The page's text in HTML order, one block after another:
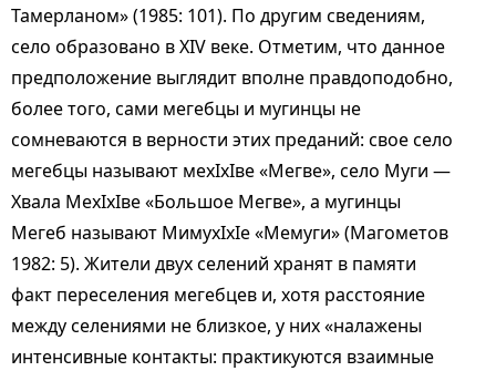
Тамерланом» (1985: 101). По другим сведениям,
село образовано в XIV веке. Отметим, что данное
предположение выглядит вполне правдоподобно,
более того, сами мегебцы и мугинцы не
сомневаются в верности этих преданий: свое село
мегебцы называют мехIхIве «Мегве», село Муги —
Хвала МехIхIве «Большое Мегве», а мугинцы
Мегеб называют МимухIхIе «Мемуги» (Магометов
1982: 5). Жители двух селений хранят в памяти
факт переселения мегебцев и, хотя расстояние
между селениями не близкое, у них «налажены
интенсивные контакты: практикуются взаимные